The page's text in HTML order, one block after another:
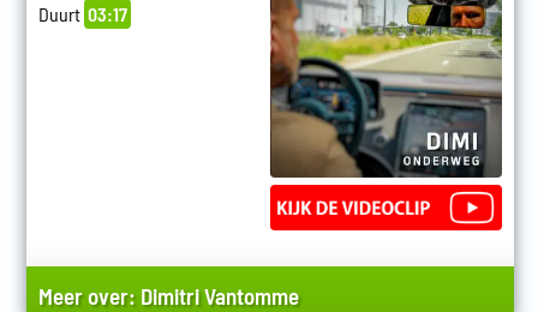
Duurt 03:17
Meer over: Dimitri Vantomme